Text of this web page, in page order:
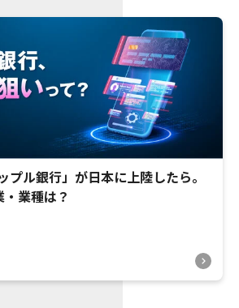
プル銀行」が日本に上陸したら。
業種は？